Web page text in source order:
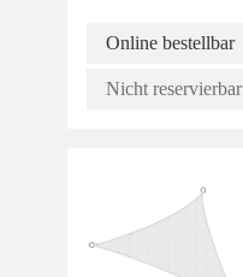
Online bestellbar
Nicht reservierbar